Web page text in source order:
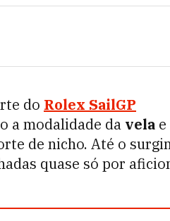
do Rolex SailGP
a modalidade da vela e
de nicho. Até o
quase só por